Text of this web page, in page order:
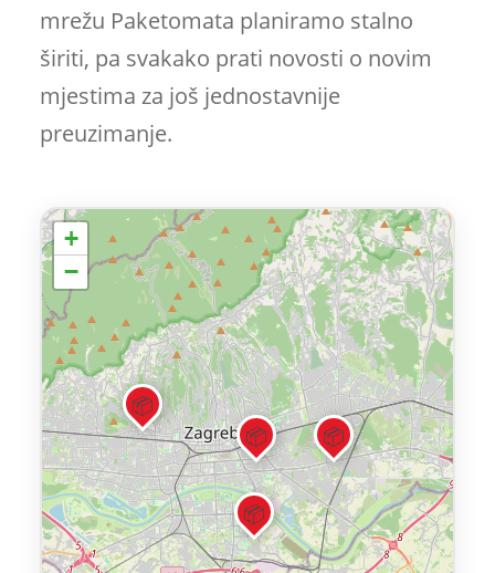
mrežu Paketomata planiramo stalno
širiti, pa svakako prati novosti o novim
mjestima za još jednostavnije
preuzimanje.
📦
📦
📦
📦
+
−